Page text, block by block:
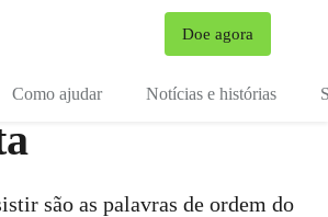
Doe agora
Como ajudar Notícias e histórias
são as palavras de ordem do